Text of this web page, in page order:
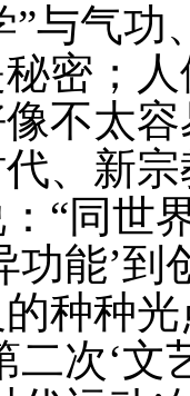
”与气
密；
不太
、新
“同世
功能’到
种种
二次‘文